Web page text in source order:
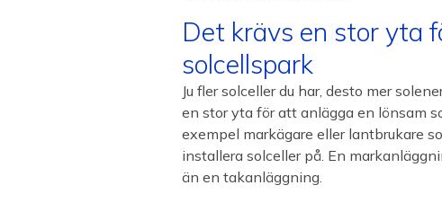
Det krävs en stor yta
solcellspark
Ju fler solceller du har, desto mer
en stor yta för att anlägga en lönsam
exempel markägare eller lantbrukare
installera solceller på. En
än en takanläggning.